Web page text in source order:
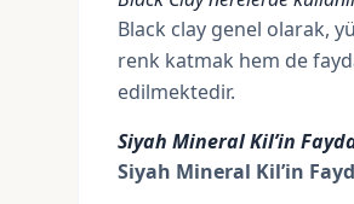
Black clay genel olarak,
renk katmak hem de
edilmektedir.
Siyah Mineral Kil’in
Siyah Mineral Kil’in